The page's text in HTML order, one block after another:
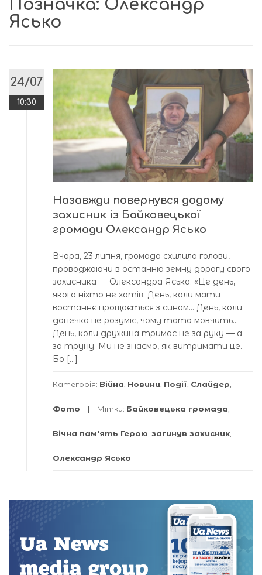
Позначка: Олександр
Ясько
24/07
10:30
Назавжди повернувся додому
захисник із Байковецької
громади Олександр Ясько
Вчора, 23 липня, громада схилила голови,
проводжаючи в останню земну дорогу свого
захисника — Олександра Яська. «Це день,
якого ніхто не хотів. День, коли мати
востаннє прощається з сином… День, коли
донечка не розуміє, чому тато мовчить…
День, коли дружина тримає не за руку — а
за труну. Ми не знаємо, як витримати це.
Бо […]
Категорія: Війна Новини Події Слайдер
Фото Мітки: Байковецька громада
Вічна пам'ять Герою загинув захисник
Олександр Ясько